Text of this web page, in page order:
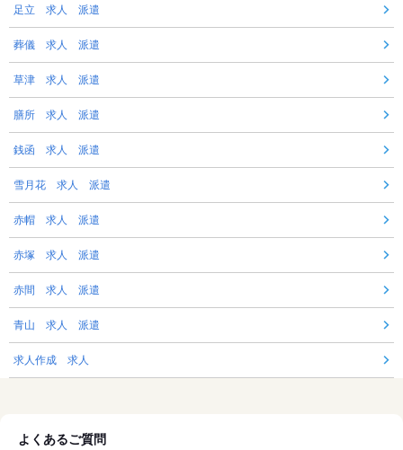
足立 求人 派遣
葬儀 求人 派遣
草津 求人 派遣
膳所 求人 派遣
銭函 求人 派遣
雪月花 求人 派遣
赤帽 求人 派遣
赤塚 求人 派遣
赤間 求人 派遣
青山 求人 派遣
求人作成 求人
よくあるご質問